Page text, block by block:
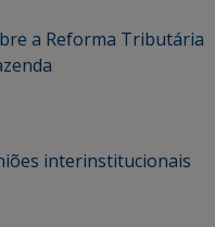
a Reforma Tributária
interinstitucionais